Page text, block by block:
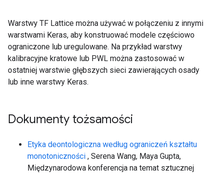
Warstwy TF Lattice można używać w połączeniu z innymi
warstwami Keras, aby konstruować modele częściowo
ograniczone lub uregulowane. Na przykład warstwy
kalibracyjne kratowe lub PWL można zastosować w
ostatniej warstwie głębszych sieci zawierających osady
lub inne warstwy Keras.
Dokumenty tożsamości
Etyka deontologiczna według ograniczeń kształtu
monotoniczności , Serena Wang, Maya Gupta,
Międzynarodowa konferencja na temat sztucznej